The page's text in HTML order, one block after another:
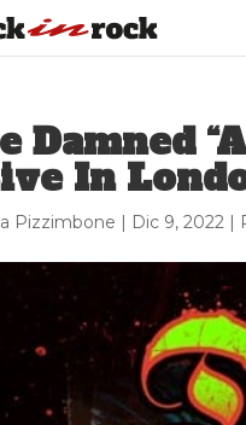
Damned
In
Pizzimbone | Dic 9, 2022|